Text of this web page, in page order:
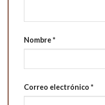
Nombre*
Correo electrónico *